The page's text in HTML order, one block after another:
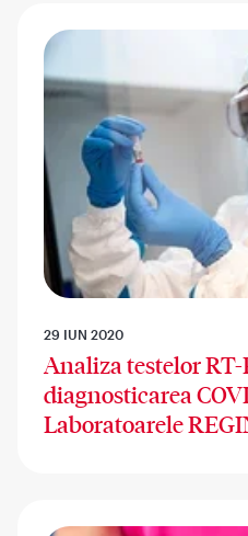
29 IUN 2020
Analiza testelor
diagnosticarea
Laboratoarele